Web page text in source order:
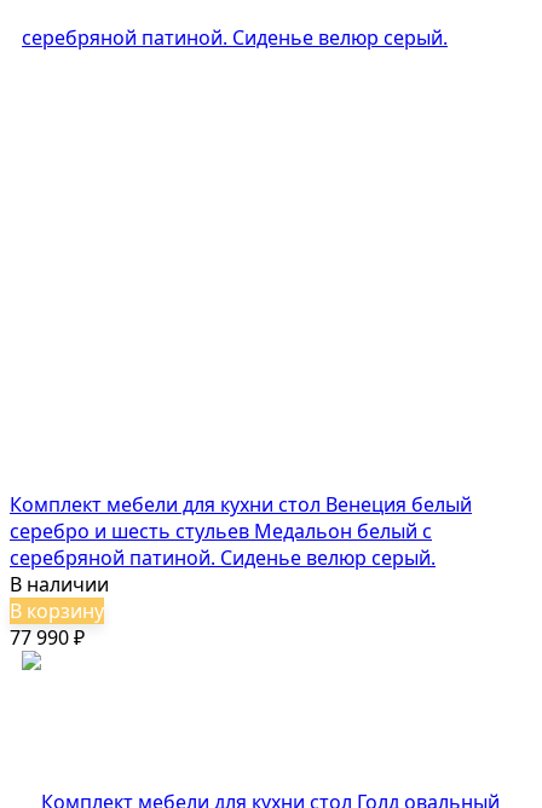
Комплект мебели для кухни стол Венеция белый
серебро и шесть стульев Медальон белый с
серебряной патиной. Сиденье велюр серый.
В наличии
В корзину
77 990 ₽